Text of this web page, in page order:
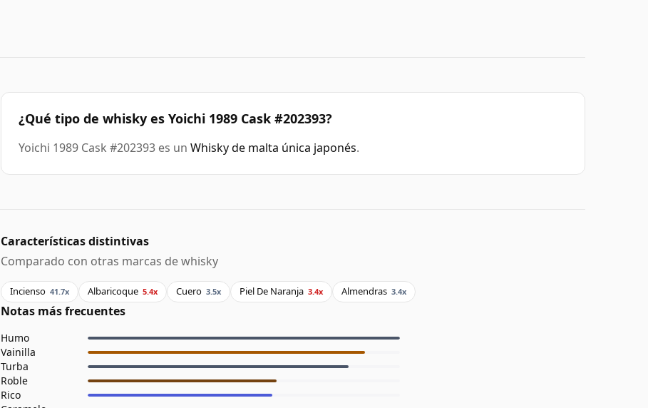
¿Qué tipo de whisky es Yoichi 1989 Cask #202393?
Yoichi 1989 Cask #202393 es un Whisky de malta única japonés.
Características distintivas
Comparado con otras marcas de whisky
Incienso 41.7x Albaricoque 5.4x Cuero 3.5x Piel De Naranja 3.4x Almendras 3.4x
Notas más frecuentes
Humo
Vainilla
Turba
Roble
Rico